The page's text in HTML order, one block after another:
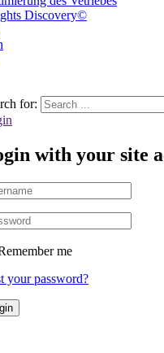
Discovery©
for:
with your site
me
your password?